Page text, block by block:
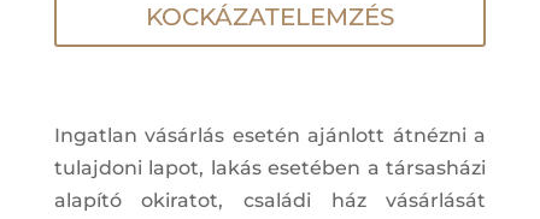
KOCKÁZATELEMZÉS
Ingatlan vásárlás esetén ajánlott átnézni a
tulajdoni lapot, lakás esetében a társasházi
alapító okiratot, családi ház vásárlását